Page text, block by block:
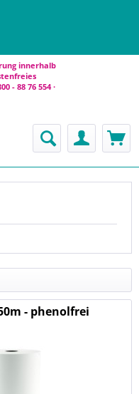
innerhalb
- 88 76 554 ·
- phenolfrei